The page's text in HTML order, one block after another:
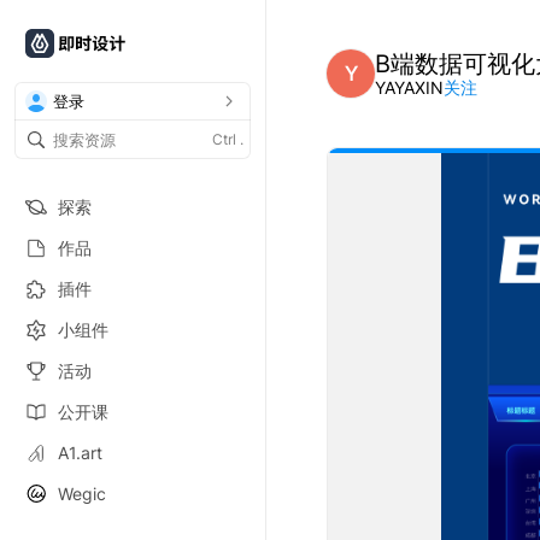
登录
Ctrl .
探索
作品
插件
小组件
活动
公开课
A1.art
Wegic
Y B端数据可视
YAYAXIN关注